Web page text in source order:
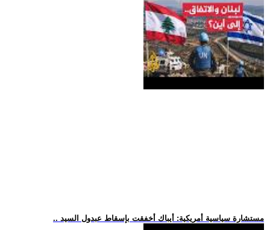
.. مستشارة سياسية أمريكية: أيباك أخفقت بإسقاط عبدول السيد